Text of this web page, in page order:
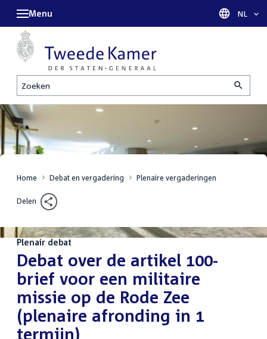
Zoeken
Menu Taal
NL
Home Debat en vergadering Plenaire vergaderingen
Delen
Plenair debat
:Debat over de artikel 100-
brief voor een militaire
missie op de Rode Zee
(plenaire afronding in 1
termijn)